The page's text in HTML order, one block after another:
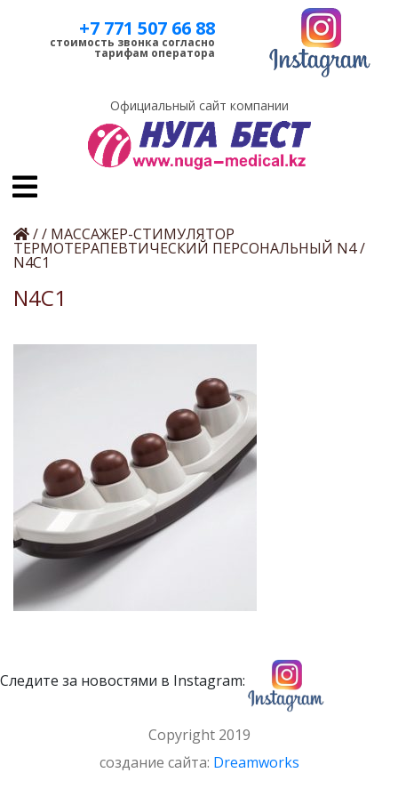
Официальный сайт компании
+7 771 507 66 88
стоимость звонка согласно
тарифам оператора
// МАССАЖЕР-СТИМУЛЯТОР
ТЕРМОТЕРАПЕВТИЧЕСКИЙ ПЕРСОНАЛЬНЫЙ N4/
N4C1
N4C1
Copyright 2019
cоздание сайта: Dreamworks
Следите за новостями в Instagram: